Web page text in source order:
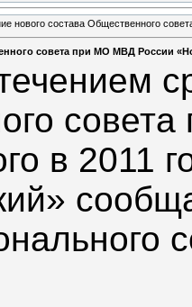
нового состава Общественного
совета при МО МВД России
в 2011